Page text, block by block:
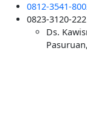
0812-3541-
0823-3120-
Ds.